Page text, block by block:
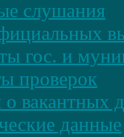
слушания
гос. и
проверок
о вакантных
данные